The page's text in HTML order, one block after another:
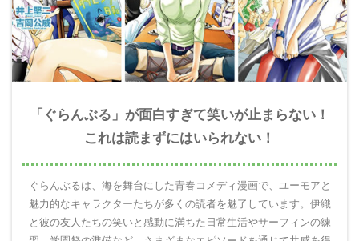
「ぐらんぶる」が面白すぎて笑いが止まらない！
これは読まずにはいられない！
ぐらんぶるは、海を舞台にした青春コメディ漫画で、ユーモアと
魅力的なキャラクターたちが多くの読者を魅了しています。伊織
と彼の友人たちの笑いと感動に満ちた日常生活やサーフィンの練